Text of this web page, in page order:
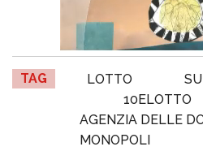
TAG LOTTO
10ELOTTO
AGENZIA DELLE
MONOPOLI